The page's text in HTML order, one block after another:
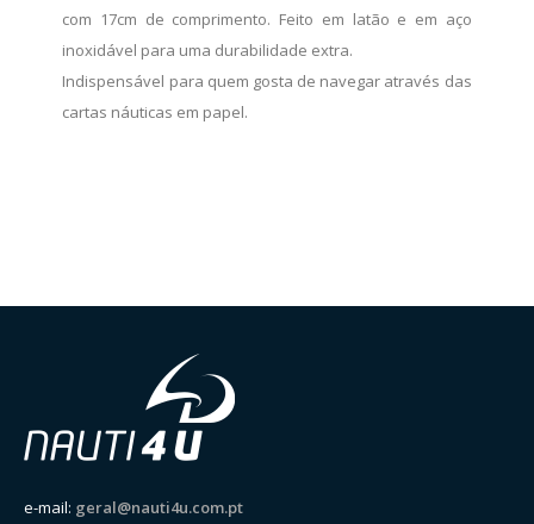
com 17cm de comprimento. Feito em latão e em aço
inoxidável para uma durabilidade extra.
Indispensável para quem gosta de navegar através das
cartas náuticas em papel.
e-mail: geral@nauti4u.com.pt